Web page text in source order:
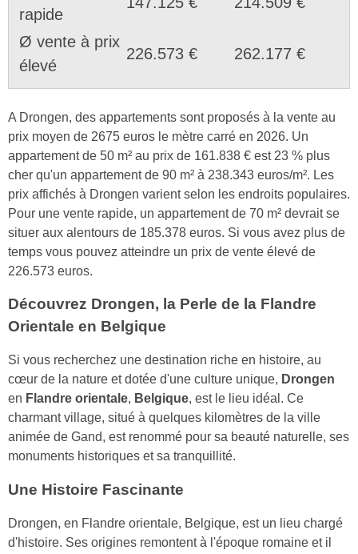
rapide
Ø vente à prix
élevé
226.573 € 262.177 €
A Drongen, des appartements sont proposés à la vente au
prix moyen de 2675 euros le mètre carré en 2026. Un
appartement de 50 m² au prix de 161.838 € est 23 % plus
cher qu'un appartement de 90 m² à 238.343 euros/m². Les
prix affichés à Drongen varient selon les endroits populaires.
Pour une vente rapide, un appartement de 70 m² devrait se
situer aux alentours de 185.378 euros. Si vous avez plus de
temps vous pouvez atteindre un prix de vente élevé de
226.573 euros.
Découvrez Drongen, la Perle de la Flandre
Orientale en Belgique
Si vous recherchez une destination riche en histoire, au
cœur de la nature et dotée d'une culture unique, Drongen
en Flandre orientale, Belgique, est le lieu idéal. Ce
charmant village, situé à quelques kilomètres de la ville
animée de Gand, est renommé pour sa beauté naturelle, ses
monuments historiques et sa tranquillité.
Une Histoire Fascinante
Drongen, en Flandre orientale, Belgique, est un lieu chargé
d'histoire. Ses origines remontent à l'époque romaine et il